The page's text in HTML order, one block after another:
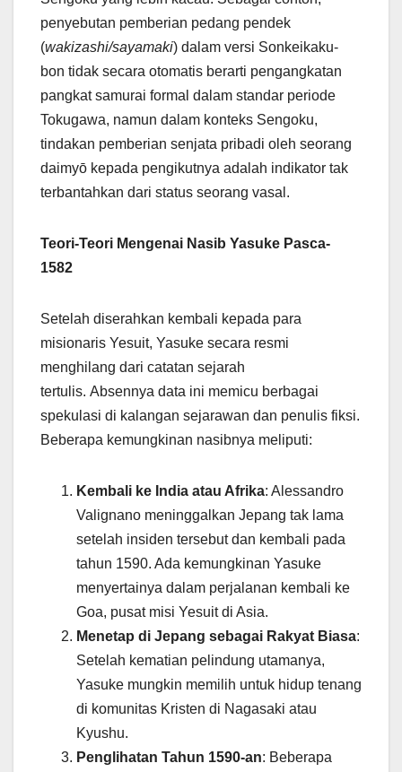
penyebutan pemberian pedang pendek
(wakizashi/sayamaki) dalam versi Sonkeikaku-
bon tidak secara otomatis berarti pengangkatan
pangkat samurai formal dalam standar periode
Tokugawa, namun dalam konteks Sengoku,
tindakan pemberian senjata pribadi oleh seorang
daimyō kepada pengikutnya adalah indikator tak
terbantahkan dari status seorang vasal.
Teori-Teori Mengenai Nasib Yasuke Pasca-
1582
Setelah diserahkan kembali kepada para
misionaris Yesuit, Yasuke secara resmi
menghilang dari catatan sejarah
tertulis. Absennya data ini memicu berbagai
spekulasi di kalangan sejarawan dan penulis fiksi.
Beberapa kemungkinan nasibnya meliputi:
Kembali ke India atau Afrika: Alessandro
Valignano meninggalkan Jepang tak lama
setelah insiden tersebut dan kembali pada
tahun 1590. Ada kemungkinan Yasuke
menyertainya dalam perjalanan kembali ke
Goa, pusat misi Yesuit di Asia.
Menetap di Jepang sebagai Rakyat Biasa:
Setelah kematian pelindung utamanya,
Yasuke mungkin memilih untuk hidup tenang
di komunitas Kristen di Nagasaki atau
Kyushu.
Penglihatan Tahun 1590-an: Beberapa